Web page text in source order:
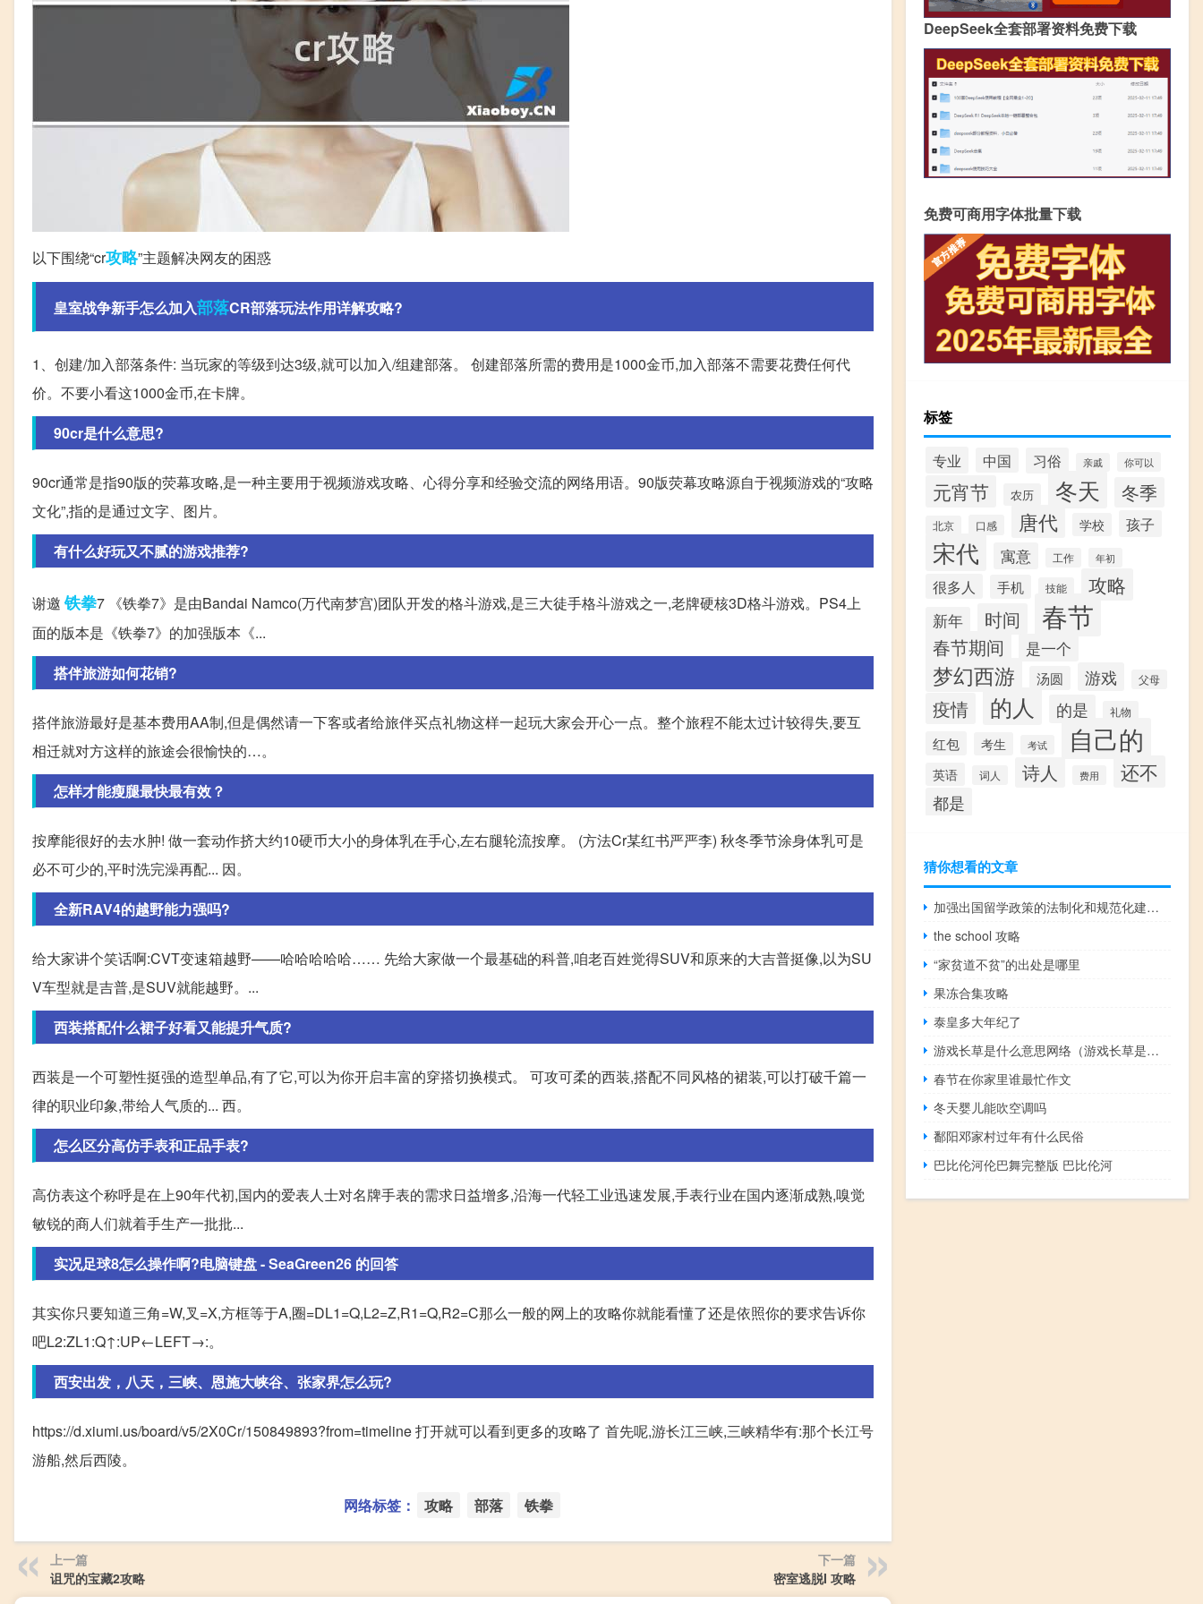
以下围绕“cr攻略”主题解决网友的困惑
皇室战争新手怎么加入部落CR部落玩法作用详解攻略?
1、创建/加入部落条件: 当玩家的等级到达3级,就可以加入/组建部落。 创建部落所需的费用是1000金币,加入部落不需要花费任何代
价。不要小看这1000金币,在卡牌。
90cr是什么意思?
90cr通常是指90版的荧幕攻略,是一种主要用于视频游戏攻略、心得分享和经验交流的网络用语。90版荧幕攻略源自于视频游戏的“攻略
文化”,指的是通过文字、图片。
有什么好玩又不腻的游戏推荐?
谢邀铁拳7 《铁拳7》是由Bandai Namco(万代南梦宫)团队开发的格斗游戏,是三大徒手格斗游戏之一,老牌硬核3D格斗游戏。PS4上
面的版本是《铁拳7》的加强版本《...
搭伴旅游如何花销?
搭伴旅游最好是基本费用AA制,但是偶然请一下客或者给旅伴买点礼物这样一起玩大家会开心一点。整个旅程不能太过计较得失,要互
相迁就对方这样的旅途会很愉快的…。
怎样才能瘦腿最快最有效？
按摩能很好的去水肿! 做一套动作挤大约10硬币大小的身体乳在手心,左右腿轮流按摩。 (方法Cr某红书严严李) 秋冬季节涂身体乳可是
必不可少的,平时洗完澡再配... 因。
全新RAV4的越野能力强吗?
给大家讲个笑话啊:CVT变速箱越野——哈哈哈哈哈…… 先给大家做一个最基础的科普,咱老百姓觉得SUV和原来的大吉普挺像,以为SU
V车型就是吉普,是SUV就能越野。...
西装搭配什么裙子好看又能提升气质?
西装是一个可塑性挺强的造型单品,有了它,可以为你开启丰富的穿搭切换模式。 可攻可柔的西装,搭配不同风格的裙装,可以打破千篇一
律的职业印象,带给人气质的... 西。
怎么区分高仿手表和正品手表?
高仿表这个称呼是在上90年代初,国内的爱表人士对名牌手表的需求日益增多,沿海一代轻工业迅速发展,手表行业在国内逐渐成熟,嗅觉
敏锐的商人们就着手生产一批批...
实况足球8怎么操作啊?电脑键盘 - SeaGreen26 的回答
其实你只要知道三角=W,叉=X,方框等于A,圈=DL1=Q,L2=Z,R1=Q,R2=C那么一般的网上的攻略你就能看懂了还是依照你的要求告诉你
吧L2:ZL1:Q↑:UP←LEFT→:。
西安出发，八天，三峡、恩施大峡谷、张家界怎么玩?
https://d.xiumi.us/board/v5/2X0Cr/150849893?from=timeline 打开就可以看到更多的攻略了 首先呢,游长江三峡,三峡精华有:那个长江号
游船,然后西陵。
网络标签： 攻略 部落 铁拳
上一篇
诅咒的宝藏2攻略
下一篇
密室逃脱I 攻略
DeepSeek全套部署资料免费下载
免费可商用字体批量下载
标签
专业 中国 习俗 亲戚 你可以
元宵节 农历 冬天 冬季
北京 口感 唐代 学校 孩子
宋代 寓意 工作 年初
很多人 手机 技能 攻略
新年 时间 春节
春节期间 是一个
梦幻西游 汤圆 游戏 父母
疫情 的人 的是 礼物
红包 考生 考试 自己的
英语 词人 诗人 费用 还不
都是
猜你想看的文章
加强出国留学政策的法制化和规范化建设分析
the school 攻略
“家贫道不贫”的出处是哪里
果冻合集攻略
泰皇多大年纪了
游戏长草是什么意思网络（游戏长草是什么意思）
春节在你家里谁最忙作文
冬天婴儿能吹空调吗
鄱阳邓家村过年有什么民俗
巴比伦河伦巴舞完整版 巴比伦河